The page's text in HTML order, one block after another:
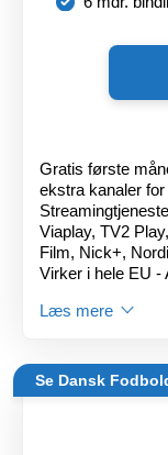
Gratis første
ekstra kanaler
Viaplay, TV2
Film, Nick+,
Virker i hele EU -
Læs mere
Se Dansk